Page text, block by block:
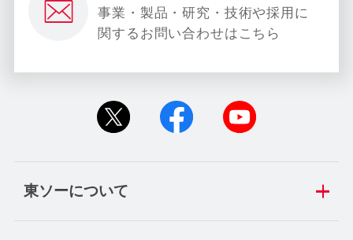
事業・製品・研究・技術や採用に
関するお問い合わせはこちら
東ソーについて